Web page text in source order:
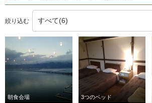
絞り込む
朝食会場
3つのベッド